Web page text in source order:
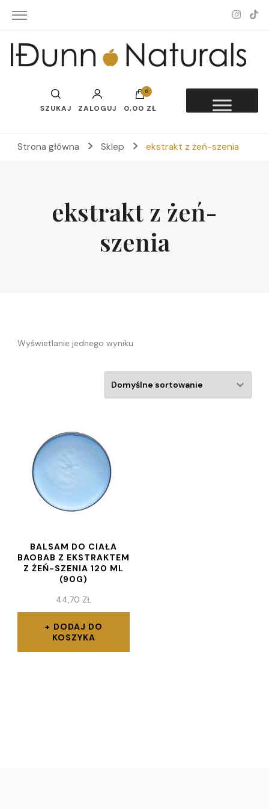
Idunn-Naturals
SZUKAJ ZALOGUJ
0
0,00 ZŁ
Strona główna Sklep ekstrakt z żeń-szenia
ekstrakt z żeń-
szenia
Wyświetlanie jednego wyniku
BALSAM DO CIAŁA
BAOBAB Z EKSTRAKTEM
Z ŻEŃ-SZENIA 120 ML
(90G)
44,70 ZŁ
DODAJ DO
KOSZYKA